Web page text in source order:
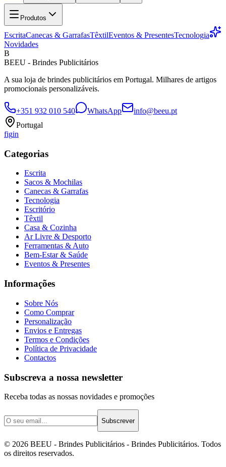
Produtos
EscritaCanecas & GarrafasTêxtilEventos & PresentesTecnologia
Novidades
B
BEEU - Brindes Publicitários
A sua loja de brindes publicitários em Portugal. Milhares de artigos
promocionais personalizáveis.
+351 932 010 540 WhatsApp
info@beeu.pt
Portugal
figin
Categorias
Escrita
Sacos & Mochilas
Canecas & Garrafas
Tecnologia
Escritório
Têxtil
Casa & Cozinha
Ar Livre & Desporto
Ferramentas & Auto
Bem-Estar & Saúde
Eventos & Presentes
Informações
Sobre Nós
Como Comprar
Personalização
Envios e Entregas
Termos e Condições
Política de Privacidade
Contactos
Subscreva a nossa newsletter
Receba todas as nossas novidades e promoções
Subscrever
© 2026 BEEU - Brindes Publicitários - Brindes Publicitários. Todos
os direitos reservados.